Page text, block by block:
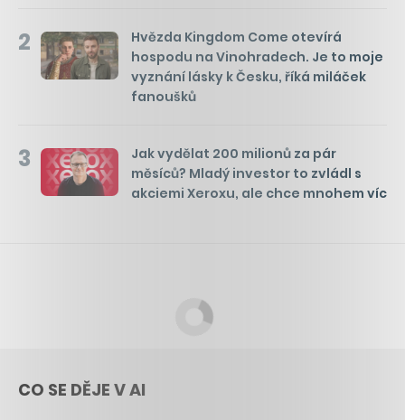
2
Hvězda Kingdom Come otevírá
hospodu na Vinohradech. Je to moje
vyznání lásky k Česku, říká miláček
fanoušků
3
Jak vydělat 200 milionů za pár
měsíců? Mladý investor to zvládl s
akciemi Xeroxu, ale chce mnohem víc
CO SE DĚJE V AI